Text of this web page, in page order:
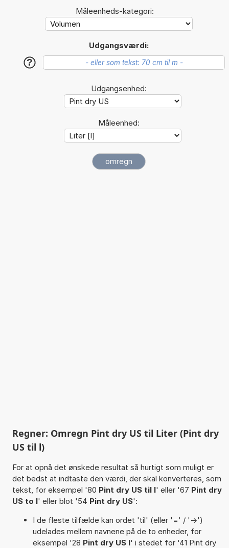
Måleenheds-kategori:
Udgangsværdi:
?
Udgangsenhed:
Måleenhed:
Regner: Omregn Pint dry US til Liter (Pint dry
US til l)
For at opnå det ønskede resultat så hurtigt som muligt er
det bedst at indtaste den værdi, der skal konverteres, som
tekst, for eksempel '80 Pint dry US til l' eller '67 Pint dry
US to l' eller blot '54 Pint dry US':
I de fleste tilfælde kan ordet 'til' (eller '=' / '->')
udelades mellem navnene på de to enheder, for
eksempel '28 Pint dry US l' i stedet for '41 Pint dry